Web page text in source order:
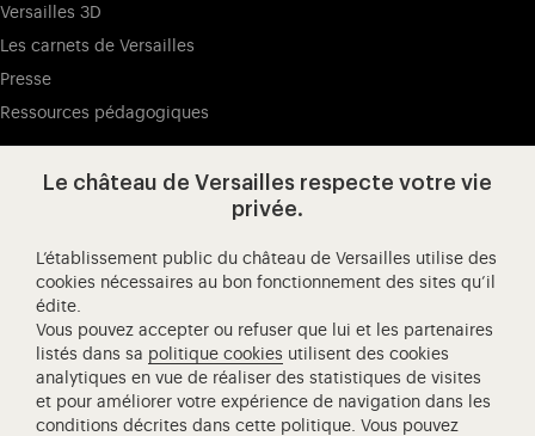
Versailles 3D
Les carnets de Versailles
Presse
Ressources pédagogiques
Visitez notre Facebook (ouverture
Visitez notre X (ouverture dans un
Visitez notre Instagram
Visitez notre YouTube
Château de Versailles Spectacles
L'Opéra royal de Versailles
Centre de recherche du château de Versailles
Centre de Musique Baroque de Versailles
Le château de Versailles respecte votre vie
privée.
L’établissement public du château de Versailles utilise des
cookies nécessaires au bon fonctionnement des sites qu’il
édite.
Vous pouvez accepter ou refuser que lui et les partenaires
listés dans sa politique cookies utilisent des cookies
analytiques en vue de réaliser des statistiques de visites
et pour améliorer votre expérience de navigation dans les
conditions décrites dans cette politique. Vous pouvez